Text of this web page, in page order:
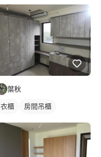
葉秋
衣櫃 房間吊櫃